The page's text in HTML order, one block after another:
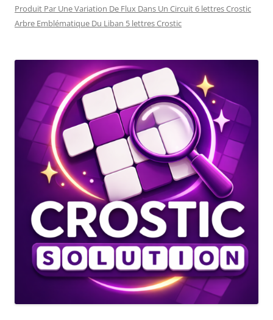
Produit Par Une Variation De Flux Dans Un Circuit 6 lettres Crostic
Arbre Emblématique Du Liban 5 lettres Crostic